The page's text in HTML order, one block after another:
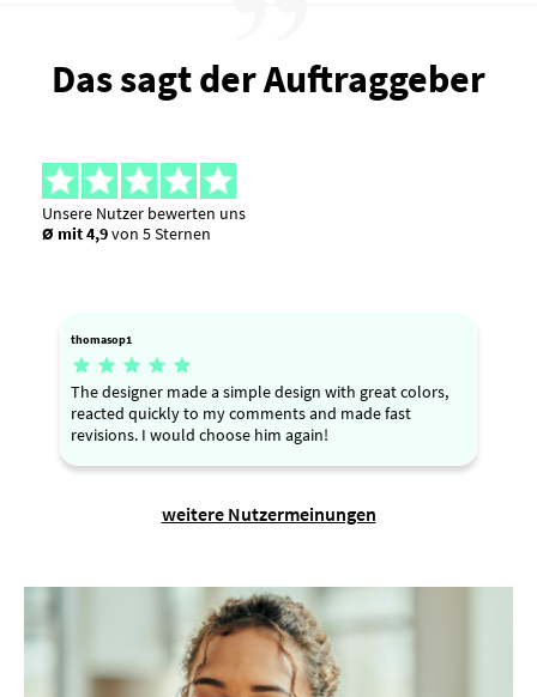
Das sagt der Auftraggeber
Unsere Nutzer bewerten uns
Ø mit 4,9von 5 Sternen
thomasop1
    
The designer made a simple design with great colors,
reacted quickly to my comments and made fast
revisions. I would choose him again!
weitere Nutzermeinungen